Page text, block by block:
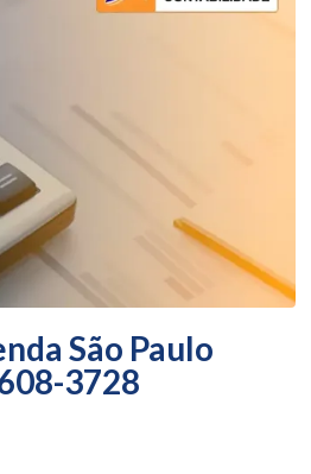
São Paulo
3728